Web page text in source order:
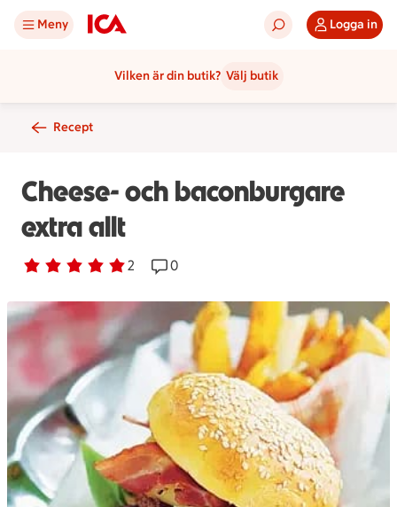
Meny Logga in
Vilken är din butik? Välj butik
Recept
Cheese- och baconburgare
extra allt
Betyg 5 av 5. 2
2 personer har röstatReceptet har 0 kommentarer
0